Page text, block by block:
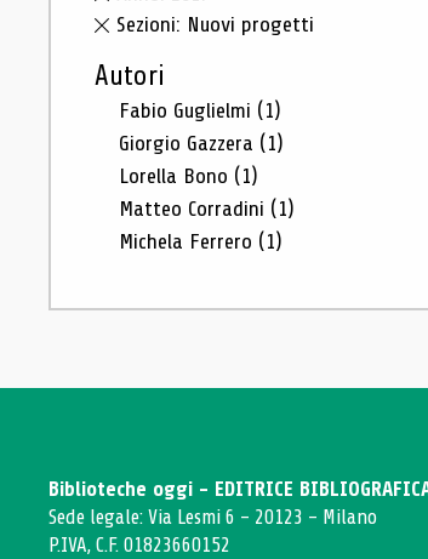
Sezioni: Nuovi progetti
Autori
Fabio Guglielmi (1)
Giorgio Gazzera (1)
Lorella Bono (1)
Matteo Corradini (1)
Michela Ferrero (1)
Biblioteche oggi - EDITRICE
Sede legale: Via Lesmi 6 - 20123 - Milano
P.IVA, C.F. 01823660152